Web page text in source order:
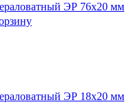
ЭР 76х20 мм
ЭР 18х20 мм